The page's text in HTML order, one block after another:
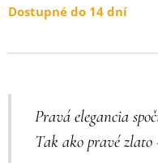
Dostupné do 14 dní
Pravá elegancia
Tak ako pravé zlato